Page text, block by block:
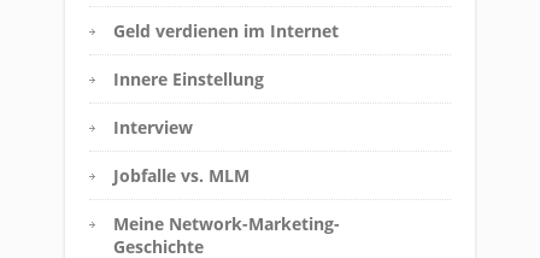
Geld verdienen im Internet
Innere Einstellung
Interview
Jobfalle vs. MLM
Meine Network-Marketing-
Geschichte